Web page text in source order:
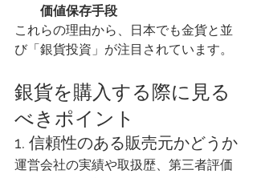
価値保存手段
これらの理由から、日本でも金貨と並
び「銀貨投資」が注目されています。
銀貨を購入する際に見る
べきポイント
1. 信頼性のある販売元かどうか
運営会社の実績や取扱歴、第三者評価